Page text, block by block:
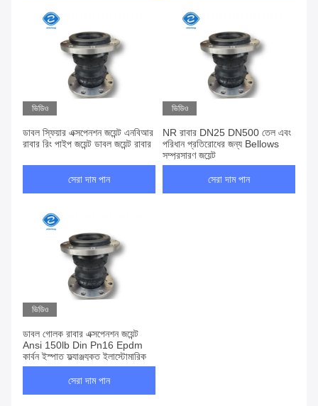
ভিডিও
ডাবল স্ফিয়ার এক্সপেনশন জয়েন্ট এনবিআর
রাবার রিং পাইপ জয়েন্ট ডাবল জয়েন্ট রাবার
সেরা দাম পান
ভিডিও
NR রাবার DN25 DN500 তেল এবং
পরিধান প্রতিরোধের জন্য Bellows
সম্প্রসারণ জয়েন্ট
সেরা দাম পান
ভিডিও
ডাবল গোলক রাবার এক্সপেনশন জয়েন্ট
Ansi 150lb Din Pn16 Epdm
কার্বন ইস্পাত ফ্ল্যাঞ্জযুক্ত ইলাস্টোমারিক
সেরা দাম পান